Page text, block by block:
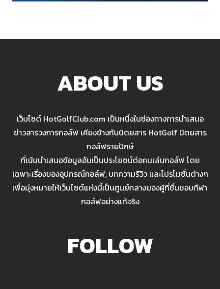
ABOUT US
เว็บไซต์ HotGolfClub.com เป็นหนึ่งในช่องทางการนำเสนอ
ข่าวสารวงการกอล์ฟ เคียงข้างกับนิตยสาร HotGolf นิตยสาร
กอล์ฟรายปักษ์
ที่เน้นนำเสนอข้อมูลอันเป็นประโยชน์ต่อคนเล่นกอล์ฟ โดย
เฉพาะเรื่องของอุปกรณ์กอล์ฟ, บทความรีวิว และโปรโมชั่นต่างๆ
เพื่อมุ่งหมายให้เว็บไซต์แห่งนี้เป็นศูนย์กลางของผู้ที่ชื่นชอบกีฬา
กอล์ฟอย่างแท้จริง
FOLLOW